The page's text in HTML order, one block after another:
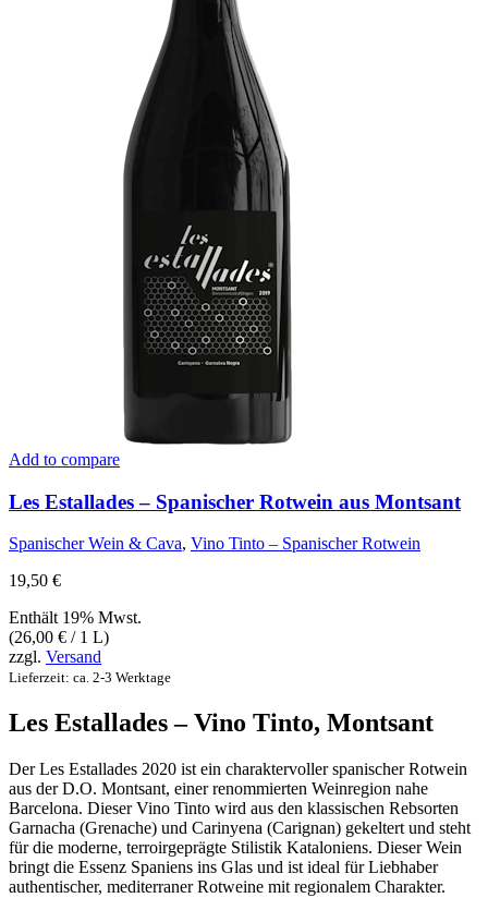
Add to compare
Les Estallades – Spanischer Rotwein aus Montsant
Spanischer Wein & Cava, Vino Tinto – Spanischer Rotwein
19,50 €
Enthält 19% Mwst.
(26,00 € / 1 L)
zzgl. Versand
Lieferzeit: ca. 2-3 Werktage
Les Estallades – Vino Tinto, Montsant
Der Les Estallades 2020 ist ein charaktervoller spanischer Rotwein
aus der D.O. Montsant, einer renommierten Weinregion nahe
Barcelona. Dieser Vino Tinto wird aus den klassischen Rebsorten
Garnacha (Grenache) und Carinyena (Carignan) gekeltert und steht
für die moderne, terroirgeprägte Stilistik Kataloniens. Dieser Wein
bringt die Essenz Spaniens ins Glas und ist ideal für Liebhaber
authentischer, mediterraner Rotweine mit regionalem Charakter.